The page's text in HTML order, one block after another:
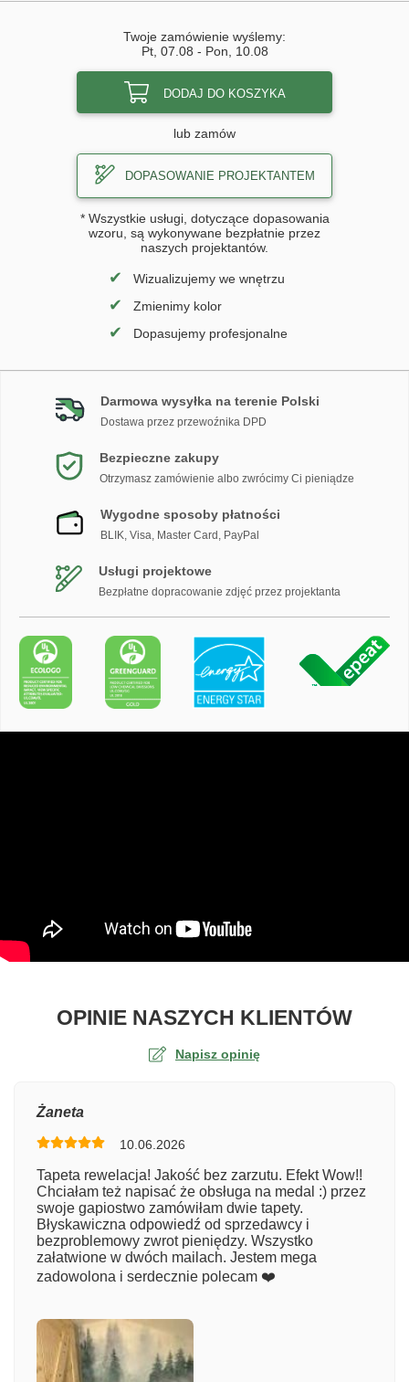
Twoje zamówienie wyślemy:
Pt, 07.08 - Pon, 10.08
DODAJ DO KOSZYKA
lub zamów
DOPASOWANIE PROJEKTANTEM
* Wszystkie usługi, dotyczące dopasowania
wzoru, są wykonywane bezpłatnie przez
naszych projektantów.
✔ Wizualizujemy we wnętrzu
✔ Zmienimy kolor
✔ Dopasujemy profesjonalne
Darmowa wysyłka na terenie Polski
Dostawa przez przewoźnika DPD
Bezpieczne zakupy
Otrzymasz zamówienie albo zwrócimy Ci pieniądze
Wygodne sposoby płatności
BLIK, Visa, Master Card, PayPal
Usługi projektowe
Bezpłatne dopracowanie zdjęć przez projektanta
OPINIE NASZYCH KLIENTÓWO
Napisz opinię
Numer zamówienia
Imię
Żaneta
10.06.2026
Tapeta rewelacja! Jakość bez zarzutu. Efekt Wow!!
Chciałam też napisać że obsługa na medal :) przez
swoje gapiostwo zamówiłam dwie tapety.
Błyskawiczna odpowiedź od sprzedawcy i
bezproblemowy zwrot pieniędzy. Wszystko
załatwione w dwóch mailach. Jestem mega
zadowolona i serdecznie polecam ❤️